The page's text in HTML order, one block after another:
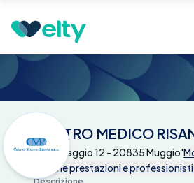
CENTRO MEDICO
Via 1° Maggio 12 - 20835 Muggio'
Tutte le prestazioni e